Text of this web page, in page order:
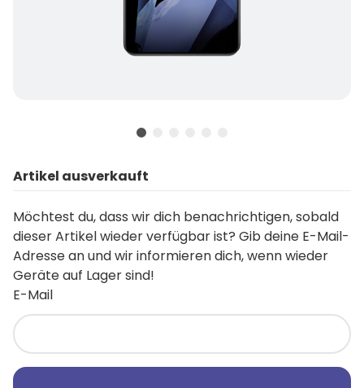
Artikel ausverkauft
Möchtest du, dass wir dich benachrichtigen, sobald
dieser Artikel wieder verfügbar ist? Gib deine E-Mail-
Adresse an und wir informieren dich, wenn wieder
Geräte auf Lager sind!
E-Mail